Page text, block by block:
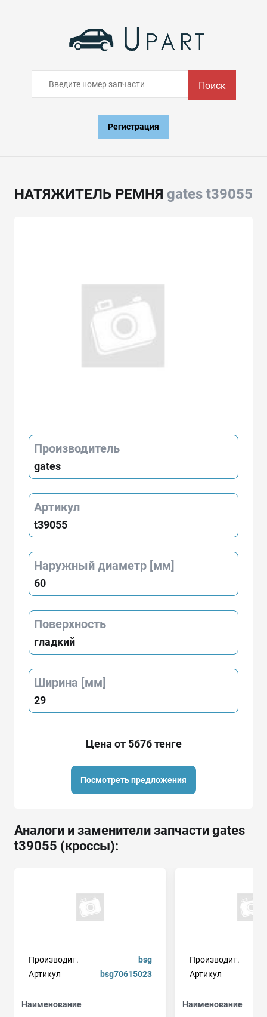
Поиск
Регистрация
НАТЯЖИТЕЛЬ РЕМНЯ gates t39055
Производитель
gates
Артикул
t39055
Наружный диаметр [мм]
60
Поверхность
гладкий
Ширина [мм]
29
Цена от 5676 тенге
Посмотреть предложения
Аналоги и заменители запчасти gates
t39055 (кроссы):
Производит.
bsg
Артикул
bsg70615023
Наименование
Производит.
Артикул
Наименование